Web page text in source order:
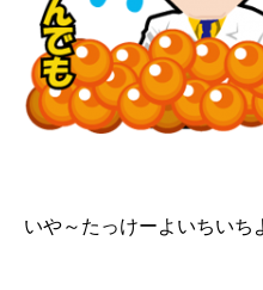
いや～たっけーよいちいち